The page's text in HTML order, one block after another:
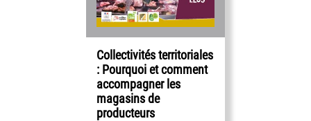
Collectivités territoriales
: Pourquoi et comment
accompagner les
magasins de
producteurs